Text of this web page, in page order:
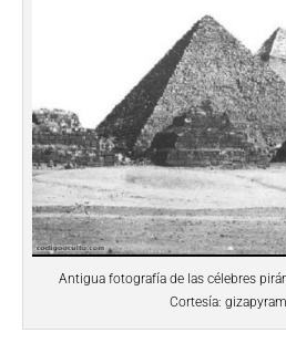
Antigua fotografía de las célebres
Cortesía: